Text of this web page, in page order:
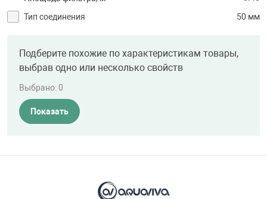
Тип соединения
50 мм
Подберите похожие по характеристикам товары,
выбрав одно или несколько свойств
Выбрано:0
Показать